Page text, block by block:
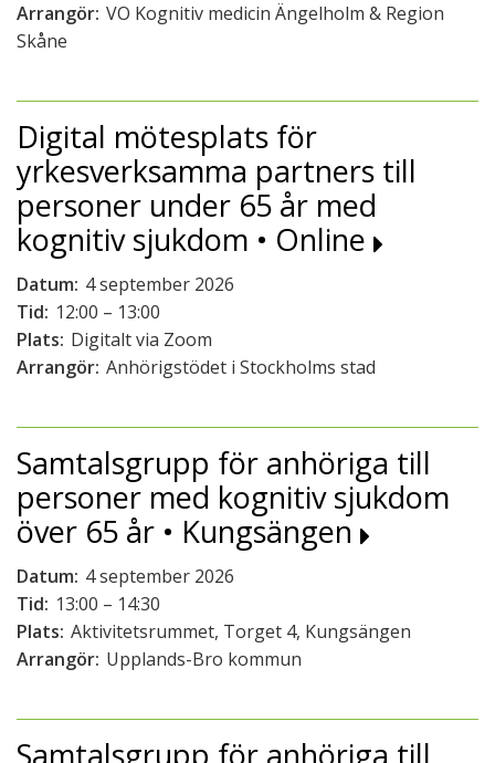
Arrangör: VO Kognitiv medicin Ängelholm & Region
Skåne
Digital mötesplats för
yrkesverksamma partners till
personer under 65 år med
kognitiv sjukdom • Online
Datum: 4 september 2026
Tid: 12:00 – 13:00
Plats: Digitalt via Zoom
Arrangör: Anhörigstödet i Stockholms stad
Samtalsgrupp för anhöriga till
personer med kognitiv sjukdom
över 65 år • Kungsängen
Datum: 4 september 2026
Tid: 13:00 – 14:30
Plats: Aktivitetsrummet, Torget 4, Kungsängen
Arrangör: Upplands-Bro kommun
Samtalsgrupp för anhöriga till